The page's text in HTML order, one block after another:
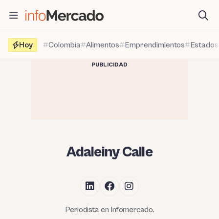
contenido
Hoy
Colombia Alimentos Emprendimientos
PUBLICIDAD
Adaleiny Calle
Periodista en Infomercado.